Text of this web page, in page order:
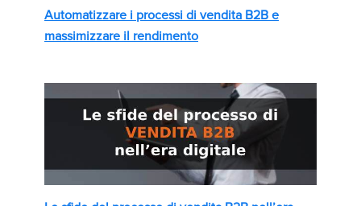
Automatizzare i processi di vendita B2B e
massimizzare il rendimento